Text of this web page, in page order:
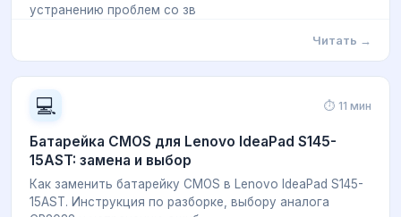
устранению проблем со зв
Читать →
💻 ⏱ 11 мин
Батарейка CMOS для Lenovo IdeaPad S145-
15AST: замена и выбор
Как заменить батарейку CMOS в Lenovo IdeaPad S145-
15AST. Инструкция по разборке, выбору аналога